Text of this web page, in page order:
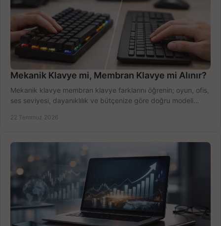
Mekanik Klavye mi, Membran Klavye mi Alınır?
Mekanik klavye membran klavye farklarını öğrenin; oyun, ofis,
ses seviyesi, dayanıklılık ve bütçenize göre doğru modeli
22 Temmuz 2026